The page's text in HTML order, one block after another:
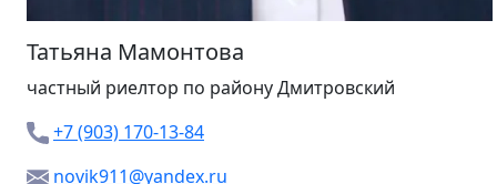
Татьяна Мамонтова
частный риелтор по району Дмитровский
+7 (903) 170-13-84
novik911@yandex.ru